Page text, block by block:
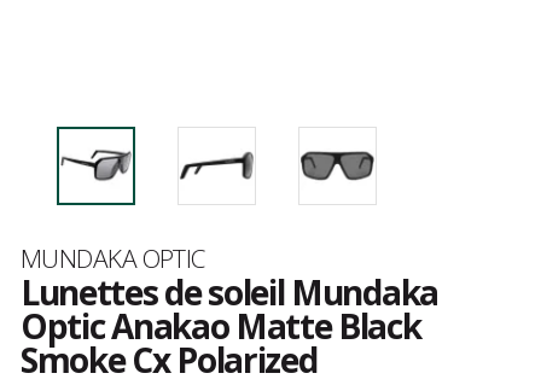
Marque
MUNDAKA OPTIC
Lunettes de soleil Mundaka
Optic Anakao Matte Black
Smoke Cx Polarized